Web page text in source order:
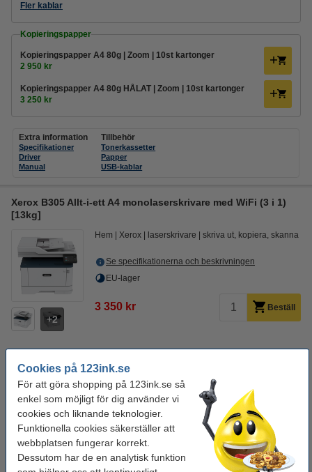
Cookies på 123ink.se
För att göra shopping på 123ink.se så
enkel som möjligt för dig använder vi
cookies och liknande teknologier.
Funktionella cookies säkerställer att
webbplatsen fungerar korrekt.
Dessutom har de en analytisk funktion
Fler kablar
Kopieringspapper
Kopieringspapper A4 80g | Zoom | 10st kartonger
2 950 kr
Kopieringspapper A4 80g HÅLAT | Zoom | 10st kartonger
3 250 kr
Extra information
Specifikationer
Driver
Manual
Tillbehör
Tonerkassetter
Papper
USB-kablar
Xerox B305 Allt-i-ett A4 monolaserskrivare med WiFi (3 i 1)
[13kg]
2
Hem Xerox laserskrivare skriva ut, kopiera, skanna
Se specifikationerna och beskrivningen
EU-lager
3 350 kr Beställ
Tips! Beställ toner
Xerox 006R04376 svart toner (varumärket 123ink)
650 kr
Skrivarkabel
Skrivartillverkaren förser ej skrivaren med USB-kabel när den skickas.
USB-B skrivarkabel 2m | 123ink | svart